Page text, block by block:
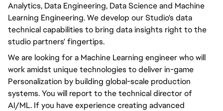
Analytics, Data Engineering, Data Science and Machine
Learning Engineering. We develop our Studio's data
technical capabilities to bring data insights right to the
studio partners' fingertips.
We are looking for a Machine Learning engineer who will
work amidst unique technologies to deliver in-game
Personalization by building global-scale production
systems. You will report to the technical director of
AI/ML. If you have experience creating advanced